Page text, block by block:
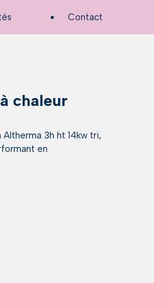
Contact
chaleur
3h ht 14kw tri,
en